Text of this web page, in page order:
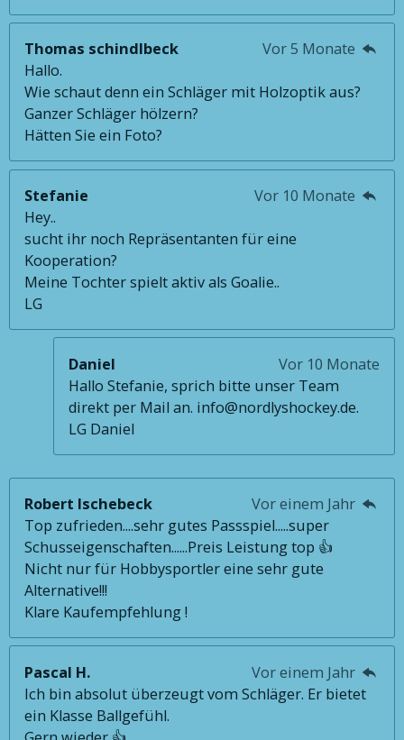
Thomas schindlbeck
Vor 5 Monate
Hallo.
Wie schaut denn ein Schläger mit Holzoptik aus?
Ganzer Schläger hölzern?
Hätten Sie ein Foto?
Stefanie
Vor 10 Monate
Hey..
sucht ihr noch Repräsentanten für eine
Kooperation?
Meine Tochter spielt aktiv als Goalie..
LG
Daniel
Vor 10 Monate
Hallo Stefanie, sprich bitte unser Team
direkt per Mail an. info@nordlyshockey.de.
LG Daniel
Robert Ischebeck
Vor einem Jahr
Top zufrieden....sehr gutes Passspiel.....super
Schusseigenschaften......Preis Leistung top 👍
Nicht nur für Hobbysportler eine sehr gute
Alternative!!!
Klare Kaufempfehlung !
Pascal H.
Vor einem Jahr
Ich bin absolut überzeugt vom Schläger. Er bietet
ein Klasse Ballgefühl.